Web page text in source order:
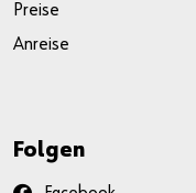
Preise
Anreise
Folgen